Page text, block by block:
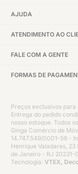
AJUDA
ATENDIMENTO AO
FALE COM A GENTE
FORMAS DE
Preços exclusivos
Entrega do pedido
nosso estoque. Todos
Ginga Comércio de
14.747.549/0001-59 -
Henrique Valadares,
de Janeiro - RJ 20231-
Tecnologia: VTEX,